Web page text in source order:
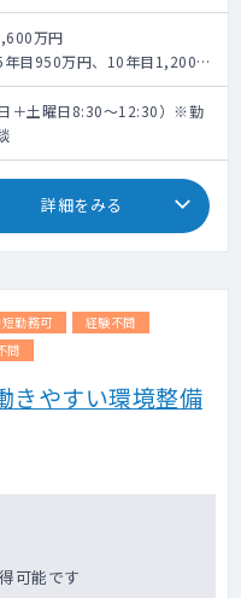
件＋ウォークイン／日（全科
※救急搬入数：約1,900件/
、内視鏡検査のご勤務です。
消化器内科専門外来は週2～3
2～3コマ程。
棟管理を対応いただきます。
番制です。週1回程度ご対応お
万円
年目950万円、10年目1,200万
万、20年目1,600万円
＋土曜日8:30～12:30）※勤
詳細をみる
勤務可
経験不問
問
やすい環境整備
可能です